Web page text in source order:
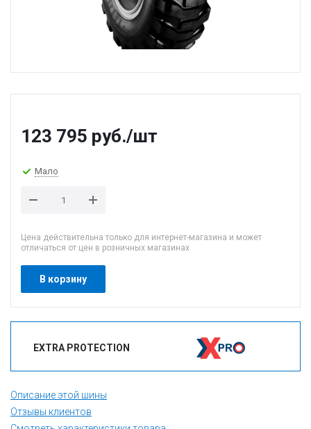
123 795 руб./шт
Мало
Цена действительна только для интернет-магазина и может
отличаться от цен в розничных магазинах
В корзину
EXTRA PROTECTION
Описание этой шины
Отзывы клиентов